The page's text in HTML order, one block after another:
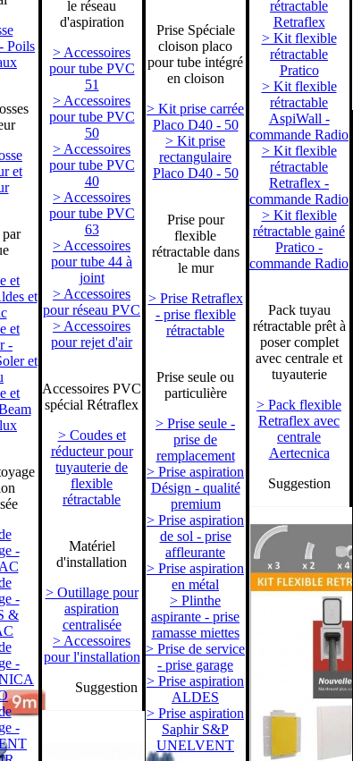
Poils
et
par
et
et
et
-
et
et
-
-
&
-
-
le réseau
d'aspiration
> Accessoires
pour tube PVC
51
> Accessoires
pour tube PVC
50
> Accessoires
pour tube PVC
40
> Accessoires
pour tube PVC
63
> Accessoires
pour tube 44 à
joint
> Accessoires
pour réseau PVC
> Accessoires
pour rejet d'air
Accessoires PVC
spécial Rétraflex
> Coudes et
réducteur pour
tuyauterie de
flexible
rétractable
Matériel
d'installation
> Outillage pour
aspiration
centralisée
> Accessoires
pour l'installation
Suggestion
Prise Spéciale
cloison placo
pour tube intégré
en cloison
> Kit prise carrée
Placo D40 - 50
> Kit prise
rectangulaire
Placo D40 - 50
Prise pour
flexible
rétractable dans
le mur
> Prise Retraflex
- prise flexible
rétractable
Prise seule ou
particulière
> Prise seule -
prise de
remplacement
> Prise aspiration
Désign - qualité
premium
> Prise aspiration
de sol - prise
affleurante
> Prise aspiration
en métal
> Plinthe
aspirante - prise
ramasse miettes
> Prise de service
- prise garage
> Prise aspiration
ALDES
> Prise aspiration
Saphir S&P
UNELVENT
rétractable
Retraflex
> Kit flexible
rétractable
Pratico
> Kit flexible
rétractable
AspiWall -
commande Radio
> Kit flexible
rétractable
Retraflex -
commande Radio
> Kit flexible
rétractable gainé
Pratico -
commande Radio
Pack tuyau
rétractable prêt à
poser complet
avec centrale et
tuyauterie
> Pack flexible
Retraflex avec
centrale
Aertecnica
Suggestion